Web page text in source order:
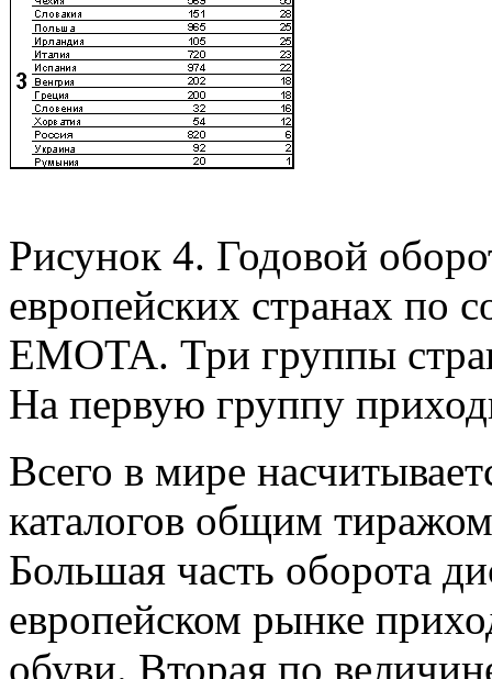
Рисунок 4. Годовой
европейских странах по
EMOTA. Три группы
На первую группу
Всего в мире
каталогов общим
Большая часть оборота
европейском рынке
обуви. Вторая по